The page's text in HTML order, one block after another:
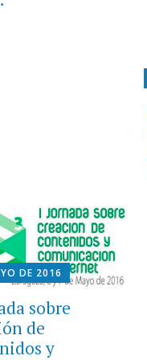
DE 2016
sobre
de
y